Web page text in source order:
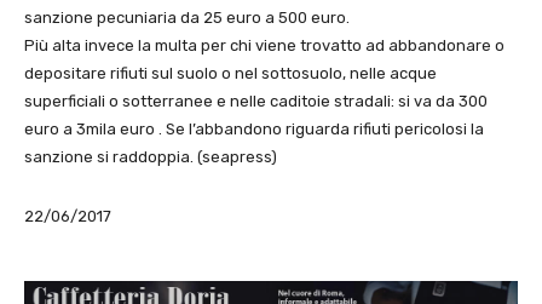
sanzione pecuniaria da 25 euro a 500 euro.
Più alta invece la multa per chi viene trovatto ad abbandonare o
depositare rifiuti sul suolo o nel sottosuolo, nelle acque
superficiali o sotterranee e nelle caditoie stradali: si va da 300
euro a 3mila euro . Se l’abbandono riguarda rifiuti pericolosi la
sanzione si raddoppia. (seapress)
22/06/2017